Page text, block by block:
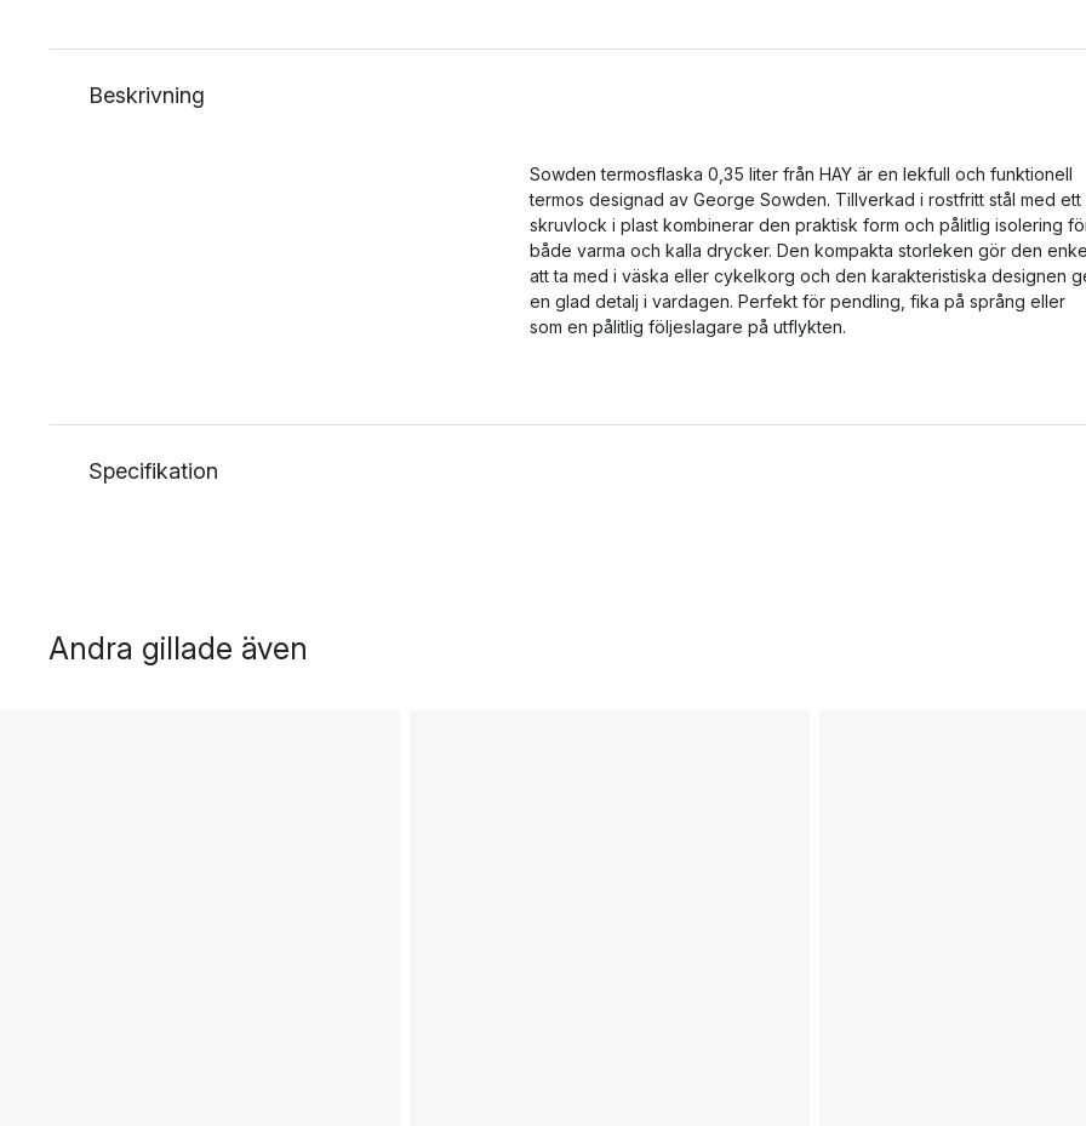
Beskrivning
Sowden termosflaska 0,35 liter från HAY är en lekfull och funktionell
termos designad av George Sowden. Tillverkad i rostfritt stål med ett
skruvlock i plast kombinerar den praktisk form och pålitlig isolering
både varma och kalla drycker. Den kompakta storleken gör den
att ta med i väska eller cykelkorg och den karakteristiska designen
en glad detalj i vardagen. Perfekt för pendling, fika på språng eller
som en pålitlig följeslagare på utflykten.
Specifikation
Andra gillade även